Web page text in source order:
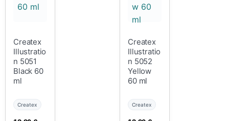
Createx
Illustratio
n 5051
Black 60
ml
Createx
Createx
Illustratio
n 5052
Yellow
60 ml
Createx